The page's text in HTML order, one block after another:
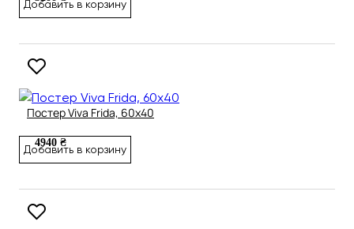
Добавить в корзину
Постер Viva Frida, 60х40
4940 ₴
Добавить в корзину